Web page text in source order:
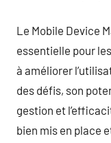
Le Mobile Device
essentielle pour
à améliorer
des défis, son
gestion et
bien mis en place